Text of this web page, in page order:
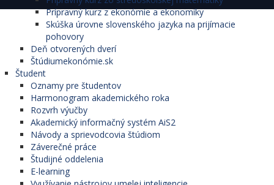
Prípravný kurz z ekonómie a ekonomiky
Skúška úrovne slovenského jazyka na prijímacie
pohovory
Deň otvorených dverí
Štúdiumekonómie.sk
Študent
Oznamy pre študentov
Harmonogram akademického roka
Rozvrh výučby
Akademický informačný systém AiS2
Návody a sprievodcovia štúdiom
Záverečné práce
Študijné oddelenia
E-learning